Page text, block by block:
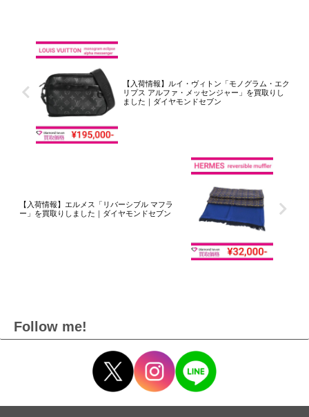
【入荷情報】ルイ・ヴィトン「モノグラム・エク
リプス アルファ・メッセンジャー」を買取りし
ました｜ダイヤモンドセブン
【入荷情報】エルメス「リバーシブル マフラ
ー」を買取りしました｜ダイヤモンドセブン
Follow me!